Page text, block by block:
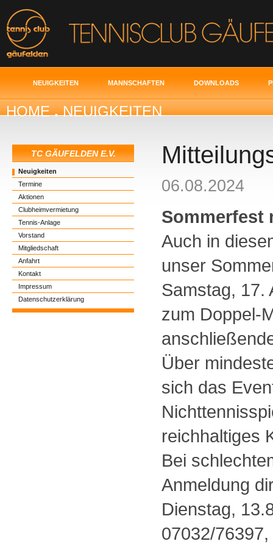
NEUIGKEITEN MANNSCHAFTEN DOWNLOADS
HOME.NEUIGKEITEN
TC GÄUFELDEN E.V.
Neuigkeiten
Termine
Aktionen
Clubheimvermietung
Tennis-Anlage
Vorstand
Mitgliedschaft
Anfahrt
Kontakt
Impressum
Datenschutzerklärung
06.08.2024
Sommerfest
Auch in
unser
Samstag, 17.
zum Doppel-
Über
sich das
reichhaltiges
Bei
Anmeldung
Dienstag,
07032/